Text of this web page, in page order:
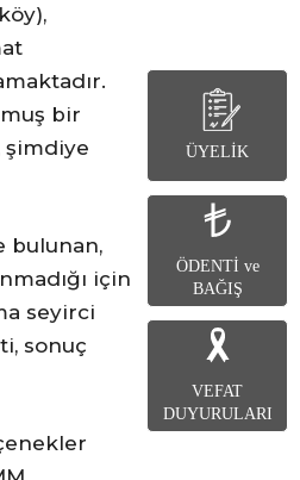
ÜYELİK
ÖDENTİ ve
BAĞIŞ
VEFAT
DUYURULARI
bir
şimdiye
bulunan,
için
seyirci
sonuç